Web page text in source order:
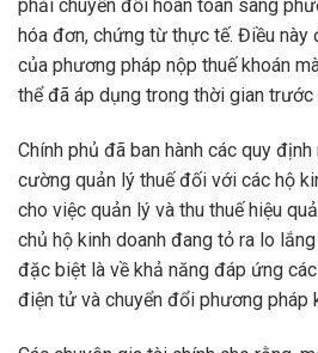
phải chuyển đổi hoàn toàn sang
hóa đơn, chứng từ thực tế. Điều này
của phương pháp nộp thuế khoán
thể đã áp dụng trong thời gian trước
Chính phủ đã ban hành các quy
cường quản lý thuế đối với các hộ
cho việc quản lý và thu thuế hiệu
chủ hộ kinh doanh đang tỏ ra lo
đặc biệt là về khả năng đáp ứng
điện tử và chuyển đổi phương pháp